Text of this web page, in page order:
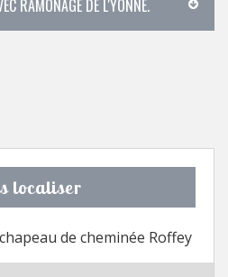
RAMONAGE DE L'YONNE.
localiser
de cheminée Roffey